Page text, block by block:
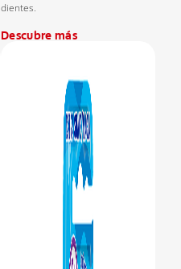
dientes.
Descubre más